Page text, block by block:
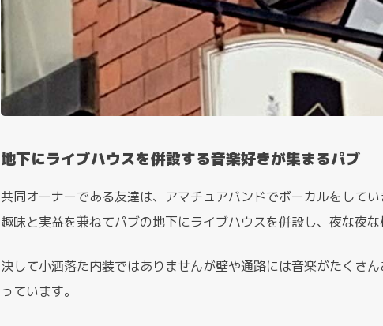
地下にライブハウスを併設する音楽好きが集まるパブ
共同オーナーである友達は、アマチュアバンドでボーカルをしてい
趣味と実益を兼ねてパブの地下にライブハウスを併設し、夜な夜
決して小洒落た内装ではありませんが壁や通路には音楽がたくさ
っています。